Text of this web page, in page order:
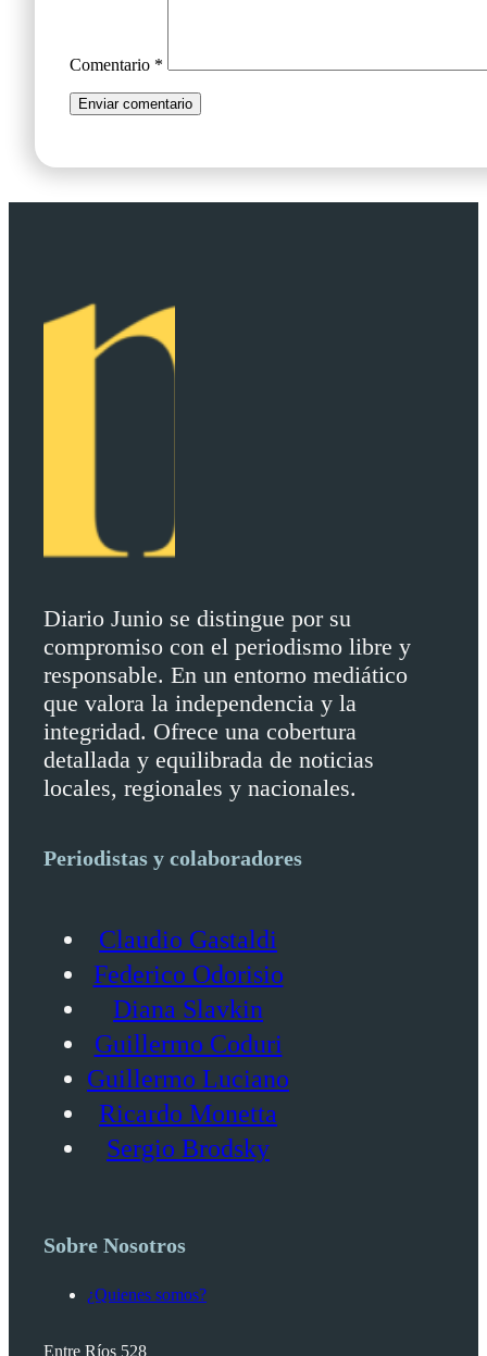
Comentario *
Diario Junio se distingue por su
compromiso con el periodismo libre y
responsable. En un entorno mediático
que valora la independencia y la
integridad. Ofrece una cobertura
detallada y equilibrada de noticias
locales, regionales y nacionales.
Periodistas y colaboradores
Claudio Gastaldi
Federico Odorisio
Diana Slavkin
Guillermo Coduri
Guillermo Luciano
Ricardo Monetta
Sergio Brodsky
Sobre Nosotros
¿Quienes somos?
Entre Ríos 528